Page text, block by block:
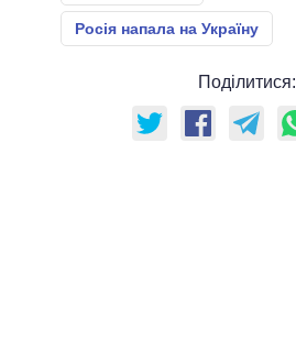
Росія напала на Україну
Поділитися: